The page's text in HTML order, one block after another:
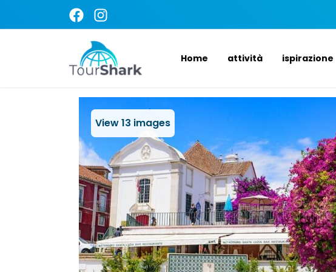
Home attività ispirazione
View13 images